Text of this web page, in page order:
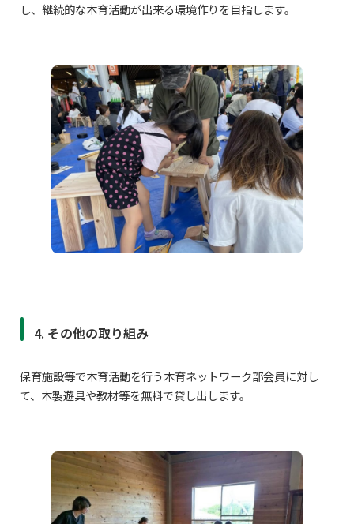
し、継続的な木育活動が出来る環境作りを目指します。
4. その他の取り組み
保育施設等で木育活動を行う木育ネットワーク部会員に対し
て、木製遊具や教材等を無料で貸し出します。